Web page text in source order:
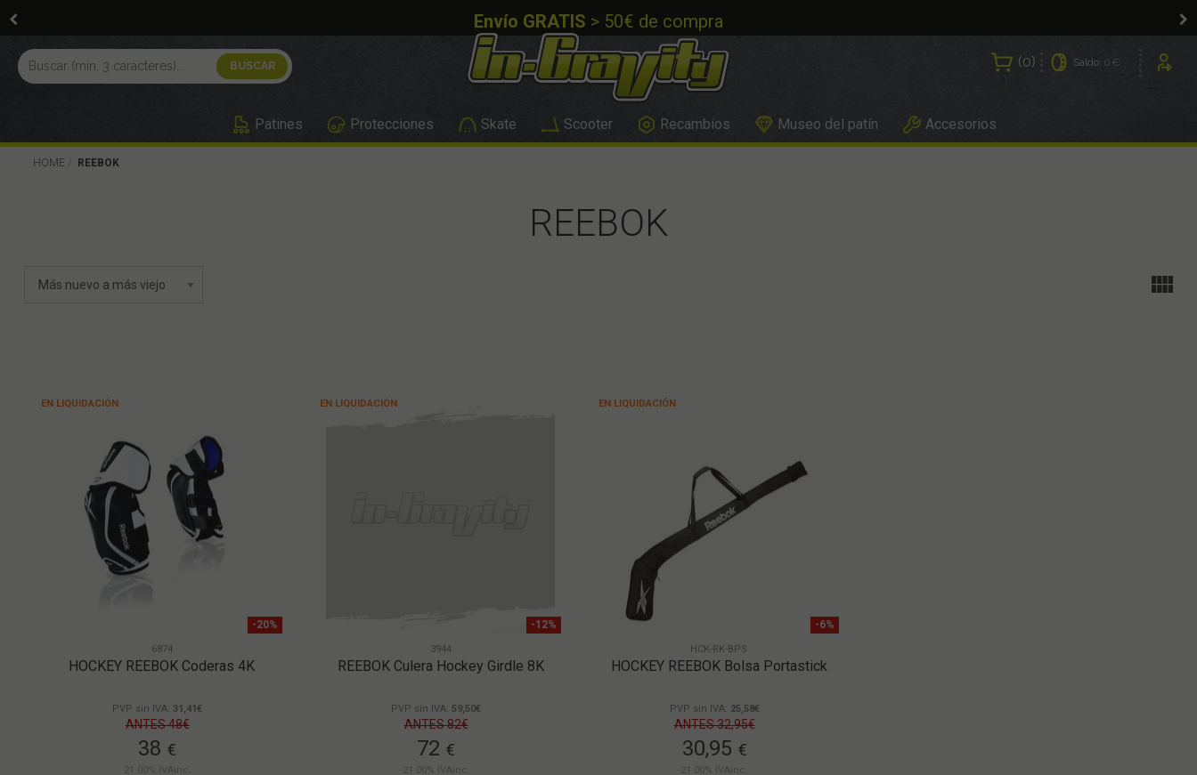
Envío GRATIS > 50€ de compra
0 Saldo: 0 €
Patines Protecciones Skate Scooter Recambios Museo del patín Accesorios
HOME REEBOK
REEBOK
EN LIQUIDACIÓN
-20%
6874
HOCKEY REEBOK Coderas 4K
PVP sin IVA: 31,41€
ANTES 48€
38 €
21.00% IVAinc.
EN LIQUIDACIÓN
-12%
3944
REEBOK Culera Hockey Girdle 8K
PVP sin IVA: 59,50€
ANTES 82€
72 €
21.00% IVAinc.
EN LIQUIDACIÓN
-6%
HCK-RK-BPS
HOCKEY REEBOK Bolsa Portastick
PVP sin IVA: 25,58€
ANTES 32,95€
30,95 €
21.00% IVAinc.